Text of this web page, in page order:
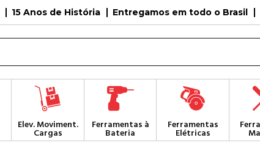
15 Anos de História Entregamos em todo o Brasil
Elev. Moviment.
Cargas
Ferramentas à
Bateria
Ferramentas
Elétricas